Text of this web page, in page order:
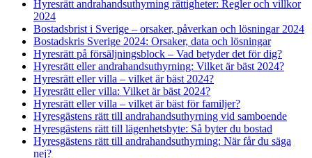
Hyresrätt andrahandsuthyrning rättigheter: Regler och villkor
2024
Bostadsbrist i Sverige – orsaker, påverkan och lösningar 2024
Bostadskris Sverige 2024: Orsaker, data och lösningar
Hyresrätt på försäljningsblock – Vad betyder det för dig?
Hyresrätt eller andrahandsuthyrning: Vilket är bäst 2024?
Hyresrätt eller villa – vilket är bäst 2024?
Hyresrätt eller villa: Vilket är bäst 2024?
Hyresrätt eller villa – vilket är bäst för familjer?
Hyresgästens rätt till andrahandsuthyrning vid samboende
Hyresgästens rätt till lägenhetsbyte: Så byter du bostad
Hyresgästens rätt till andrahandsuthyrning: När får du säga
nej?